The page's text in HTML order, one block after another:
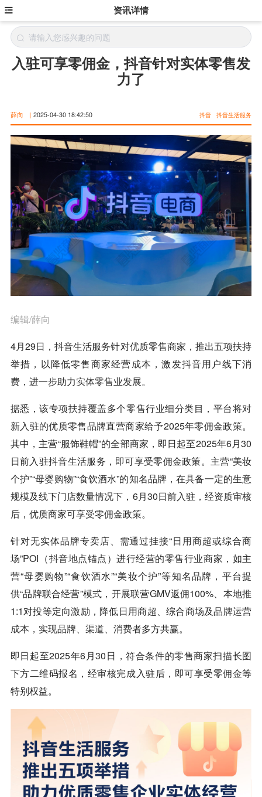
资讯详情
入驻可享零佣金，抖音针对实体零售发
力了
薛向 | 2025-04-30 18:42:50 抖音 抖音生活服务
编辑/薛向
4月29日，抖音生活服务针对优质零售商家，推出五项扶持
举措，以降低零售商家经营成本，激发抖音用户线下消
费，进一步助力实体零售业发展。
据悉，该专项扶持覆盖多个零售行业细分类目，平台将对
新入驻的优质零售品牌直营商家给予2025年零佣金政策。
其中，主营“服饰鞋帽”的全部商家，即日起至2025年6月30
日前入驻抖音生活服务，即可享受零佣金政策。主营“美妆
个护”“母婴购物”“食饮酒水”的知名品牌，在具备一定的生意
规模及线下门店数量情况下，6月30日前入驻，经资质审核
后，优质商家可享受零佣金政策。
针对无实体品牌专卖店、需通过挂接“日用商超或综合商
场”POI（抖音地点锚点）进行经营的零售行业商家，如主
营“母婴购物”“食饮酒水”“美妆个护”等知名品牌，平台提
供“品牌联合经营”模式，开展联营GMV返佣100%、本地推
1:1对投等定向激励，降低日用商超、综合商场及品牌运营
成本，实现品牌、渠道、消费者多方共赢。
即日起至2025年6月30日，符合条件的零售商家扫描长图
下方二维码报名，经审核完成入驻后，即可享受零佣金等
特别权益。